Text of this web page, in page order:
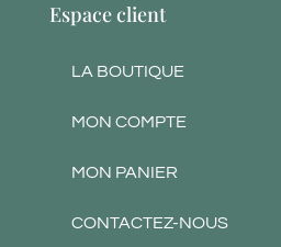
Espace client
LA BOUTIQUE
MON COMPTE
MON PANIER
CONTACTEZ-NOUS